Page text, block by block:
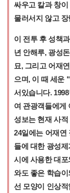
싸우고 칼과 창
물러서지 않고
이 전투 후 성책
년 안해루, 광성
묘, 그리고 어재
으며, 이 때 세운
서있습니다.
여 관광객들에게
성보는 현재 사
24일에는 어재연
들에 대한 광성
시에 사용한 대
와도 좋은 학습
선 모양이 인상